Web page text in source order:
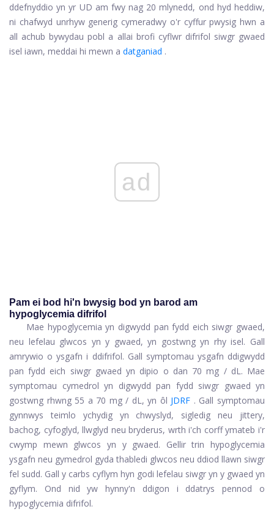
ddefnyddio yn yr UD am fwy nag 20 mlynedd, ond hyd heddiw,
ni chafwyd unrhyw generig cymeradwy o'r cyffur pwysig hwn a
all achub bywydau pobl a allai brofi cyflwr difrifol siwgr gwaed
isel iawn, meddai hi mewn a datganiad .
ad
Pam ei bod hi'n bwysig bod yn barod am
hypoglycemia difrifol
Mae hypoglycemia yn digwydd pan fydd eich siwgr gwaed,
neu lefelau glwcos yn y gwaed, yn gostwng yn rhy isel. Gall
amrywio o ysgafn i ddifrifol. Gall symptomau ysgafn ddigwydd
pan fydd eich siwgr gwaed yn dipio o dan 70 mg / dL. Mae
symptomau cymedrol yn digwydd pan fydd siwgr gwaed yn
gostwng rhwng 55 a 70 mg / dL, yn ôl JDRF . Gall symptomau
gynnwys teimlo ychydig yn chwyslyd, sigledig neu jittery,
bachog, cyfoglyd, llwglyd neu bryderus, wrth i'ch corff ymateb i'r
cwymp mewn glwcos yn y gwaed. Gellir trin hypoglycemia
ysgafn neu gymedrol gyda thabledi glwcos neu ddiod llawn siwgr
fel sudd. Gall y carbs cyflym hyn godi lefelau siwgr yn y gwaed yn
gyflym. Ond nid yw hynny'n ddigon i ddatrys pennod o
hypoglycemia difrifol.